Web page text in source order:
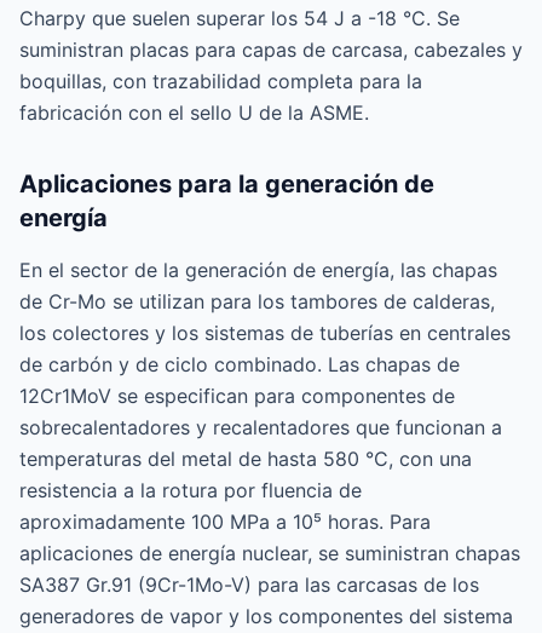
Charpy que suelen superar los 54 J a -18 °C. Se
suministran placas para capas de carcasa, cabezales y
boquillas, con trazabilidad completa para la
fabricación con el sello U de la ASME.
Aplicaciones para la generación de
energía
En el sector de la generación de energía, las chapas
de Cr-Mo se utilizan para los tambores de calderas,
los colectores y los sistemas de tuberías en centrales
de carbón y de ciclo combinado. Las chapas de
12Cr1MoV se especifican para componentes de
sobrecalentadores y recalentadores que funcionan a
temperaturas del metal de hasta 580 °C, con una
resistencia a la rotura por fluencia de
aproximadamente 100 MPa a 10⁵ horas. Para
aplicaciones de energía nuclear, se suministran chapas
SA387 Gr.91 (9Cr-1Mo-V) para las carcasas de los
generadores de vapor y los componentes del sistema